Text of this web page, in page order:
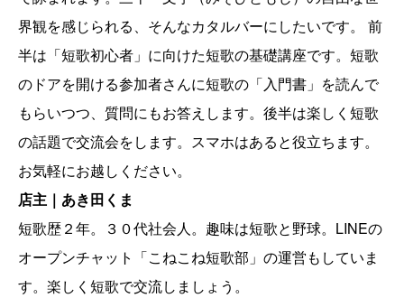
界観を感じられる、そんなカタルバーにしたいです。 前
半は「短歌初心者」に向けた短歌の基礎講座です。短歌
のドアを開ける参加者さんに短歌の「入門書」を読んで
もらいつつ、質問にもお答えします。後半は楽しく短歌
の話題で交流会をします。スマホはあると役立ちます。
お気軽にお越しください。
店主｜あき田くま
短歌歴２年。３０代社会人。趣味は短歌と野球。LINEの
オープンチャット「こねこね短歌部」の運営もしていま
す。楽しく短歌で交流しましょう。